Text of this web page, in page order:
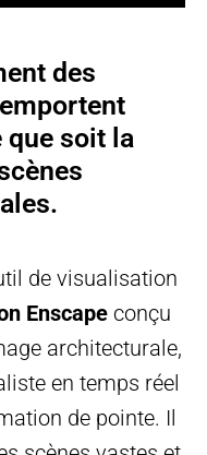
des
que soit la
de visualisation
Enscape conçu
architecturale,
en temps réel
de pointe. Il